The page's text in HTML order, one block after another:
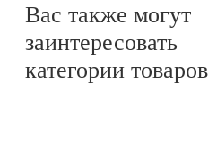
Вас также могут
заинтересовать
категории товаров